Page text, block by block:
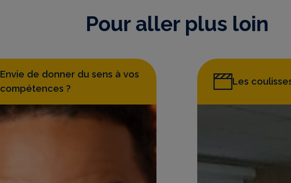
Pour aller plus loin
Envie de donner du sens à vos
compétences ?
Les